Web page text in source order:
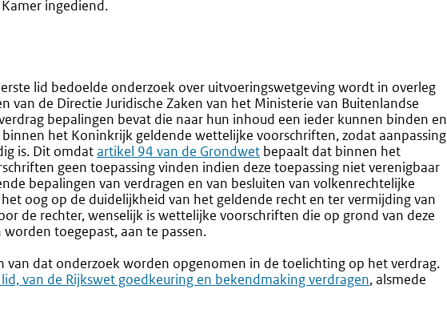
ingediend.
lid bedoelde onderzoek over uitvoeringswetgeving wordt in overleg
van de Directie Juridische Zaken van het Ministerie van Buitenlandse
bepalingen bevat die naar hun inhoud een ieder kunnen binden en
het Koninkrijk geldende wettelijke voorschriften, zodat aanpassing
is. Dit omdatExterne
link:
artikel 94 van de Grondwet bepaalt dat binnen het
geen toepassing vinden indien deze toepassing niet verenigbaar
bepalingen van verdragen en van besluiten van volkenrechtelijke
oog op de duidelijkheid van het geldende recht en ter vermijding van
de rechter, wenselijk is wettelijke voorschriften die op grond van deze
toegepast, aan te passen.
van dat onderzoek worden opgenomen in de toelichting op het verdrag.
van de Rijkswet goedkeuring en bekendmaking verdragen, alsmede